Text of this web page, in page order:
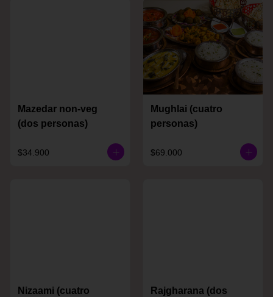
Mazedar non-veg
(dos personas)
$34.900
Mughlai (cuatro
personas)
$69.000
Nizaami (cuatro
Rajgharana (dos